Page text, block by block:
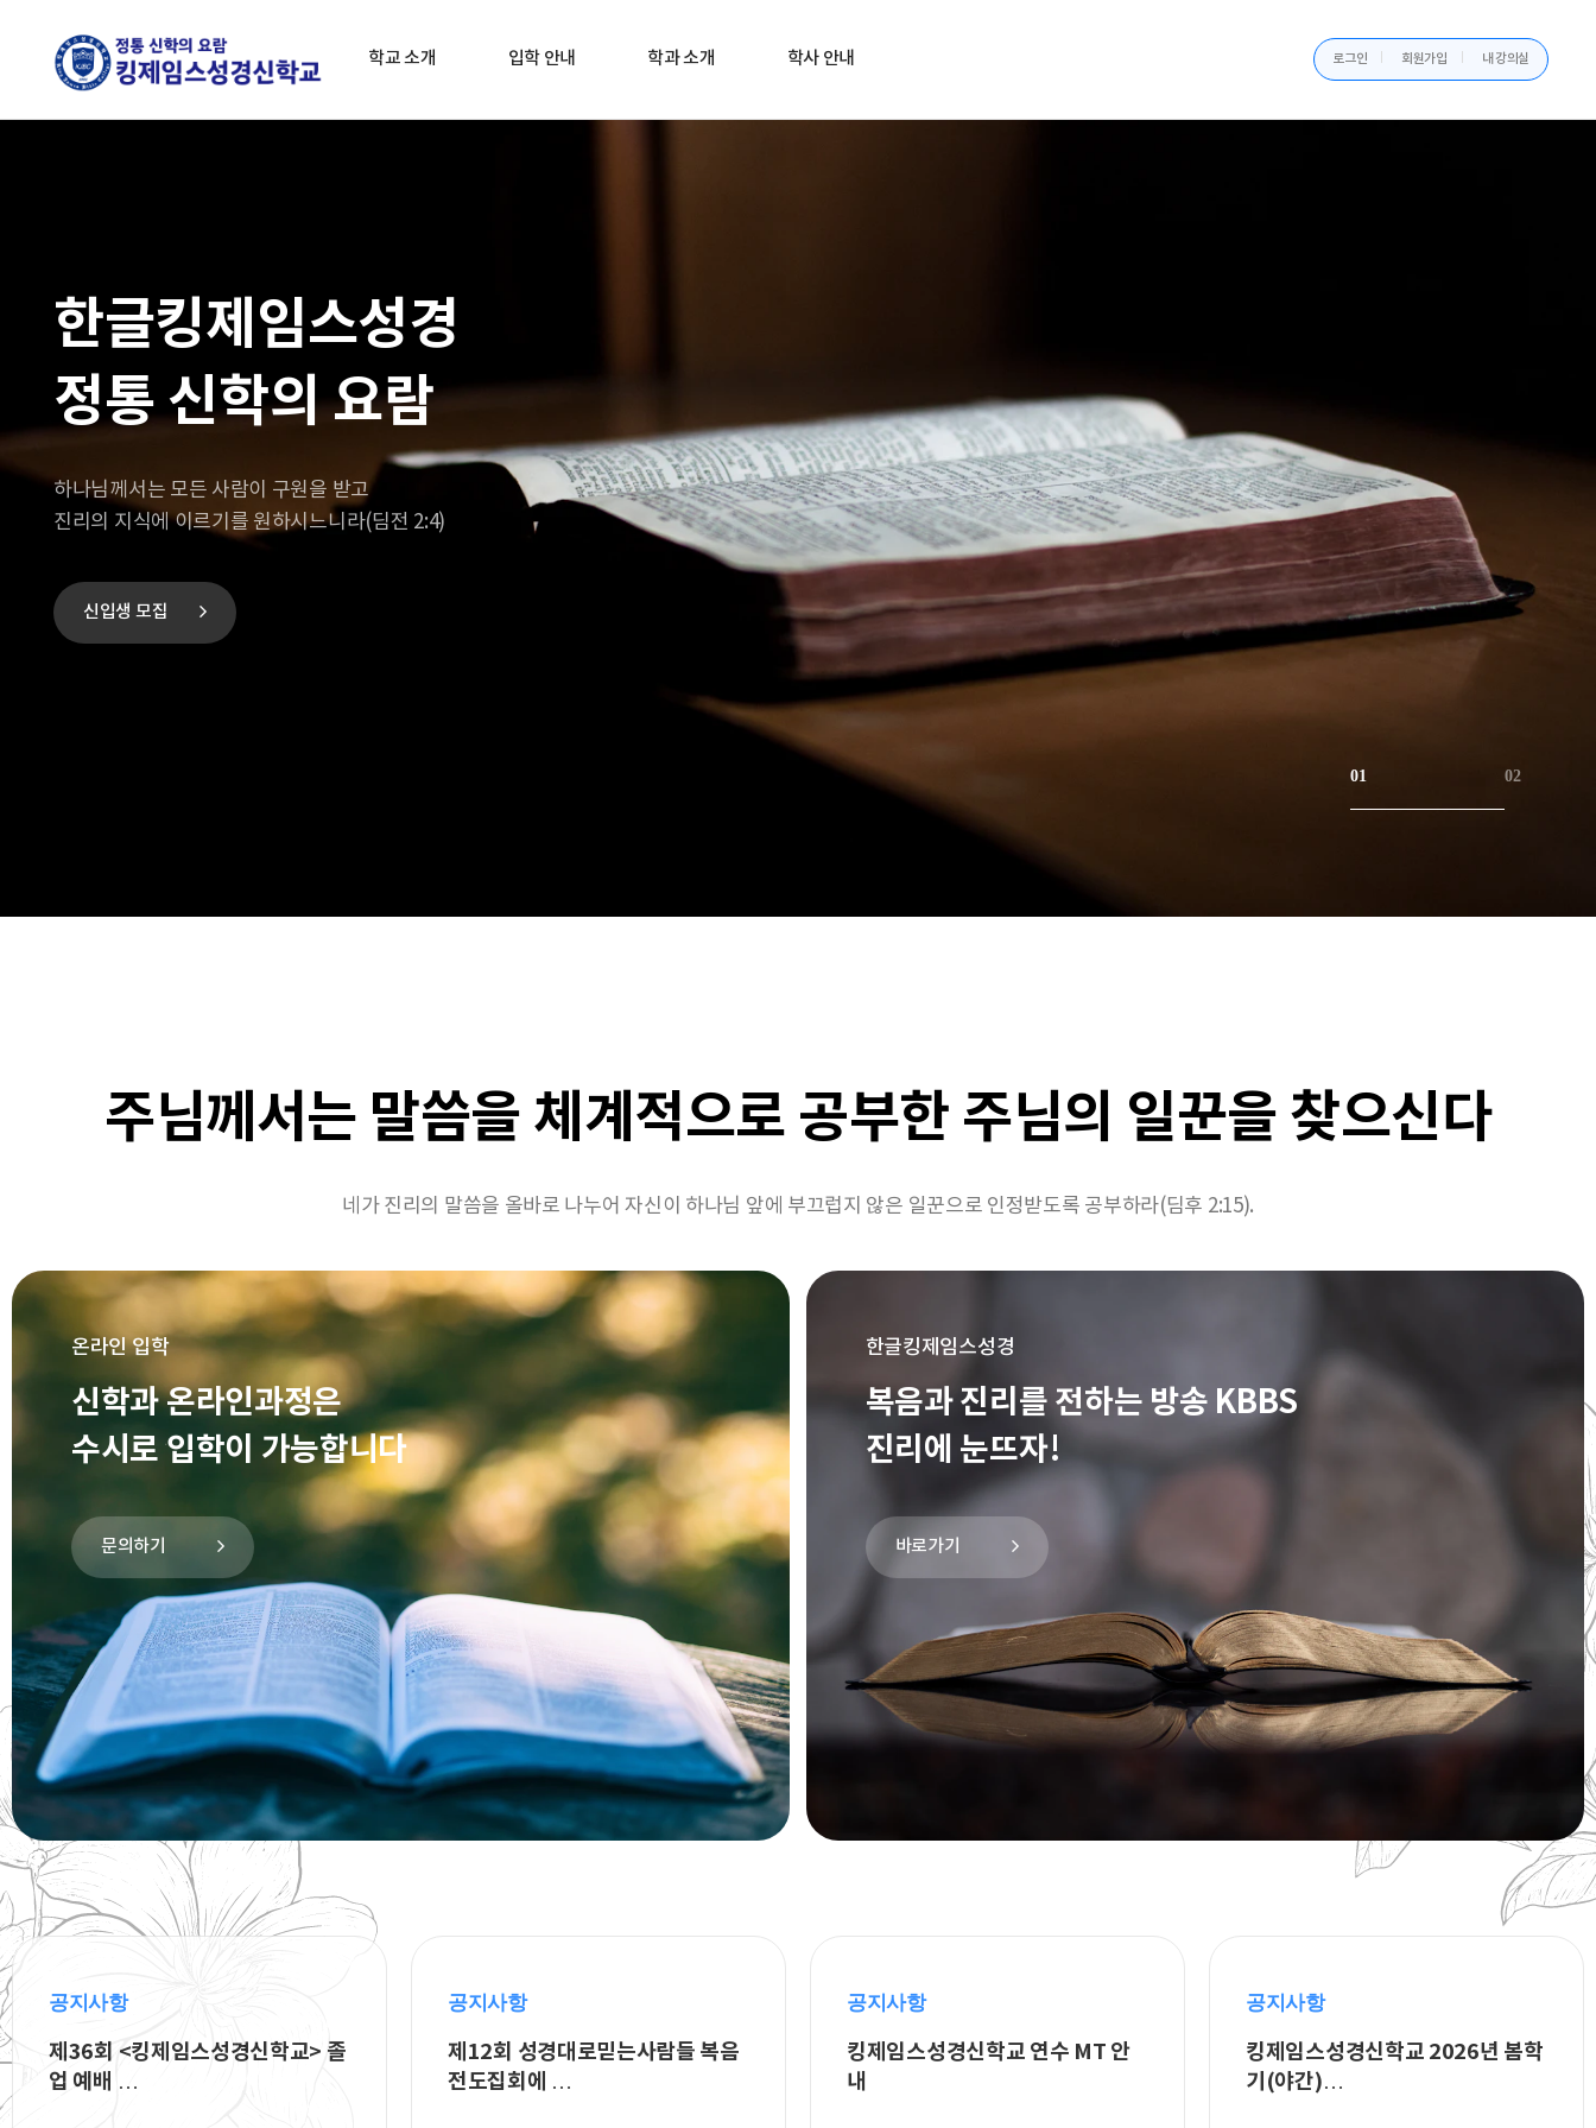
학교 소개 입학 안내 학과 소개 학사 안내 로그인 회원가입 내 강의실
한글킹제임스성경
정통 신학의 요람
하나님께서는 모든 사람이 구원을 받고
진리의 지식에 이르기를 원하시느니라(딤전 2:4)
신입생 모집
주님께서는 말씀을 체계적으로 공부한 주님의 일꾼을 찾으신다
네가 진리의 말씀을 올바로 나누어 자신이 하나님 앞에 부끄럽지 않은 일꾼으로 인정받도록 공부하라(딤후 2:15).
온라인 입학
신학과 온라인과정은
수시로 입학이 가능합니다
문의하기
한글킹제임스성경
복음과 진리를 전하는 방송 KBBS
진리에 눈뜨자!
바로가기
공지사항
제36회 <킹제임스성경신학교> 졸
업 예배 …
공지사항
제12회 성경대로믿는사람들 복음
전도집회에 …
공지사항
킹제임스성경신학교 연수 MT 안
내
공지사항
킹제임스성경신학교 2026년 봄학
기(야간)…